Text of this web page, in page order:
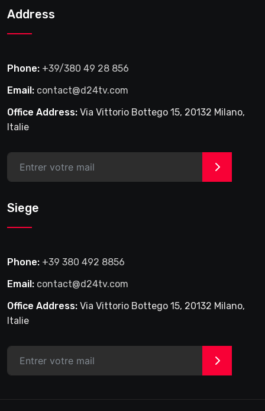
Address
Phone: +39/380 49 28 856
Email: contact@d24tv.com
Office Address: Via Vittorio Bottego 15, 20132 Milano,
Italie
>
Siege
Phone: +39 380 492 8856
Email: contact@d24tv.com
Office Address: Via Vittorio Bottego 15, 20132 Milano,
Italie
>